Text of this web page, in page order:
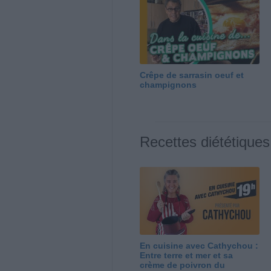
Crêpe de sarrasin oeuf et
champignons
Recettes diététiques
En cuisine avec Cathychou :
Entre terre et mer et sa
crème de poivron du